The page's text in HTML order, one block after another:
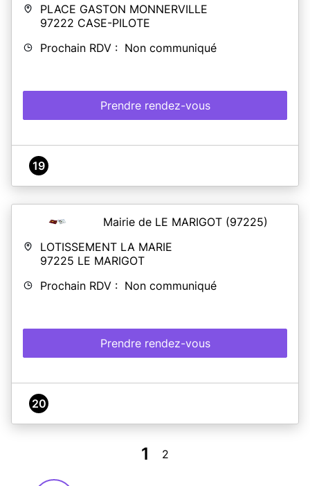
PLACE GASTON MONNERVILLE
97222 CASE-PILOTE
Prochain RDV : Non communiqué
Prendre rendez-vous
19
Mairie de LE MARIGOT (97225)
LOTISSEMENT LA MARIE
97225 LE MARIGOT
Prochain RDV : Non communiqué
Prendre rendez-vous
20
1 2